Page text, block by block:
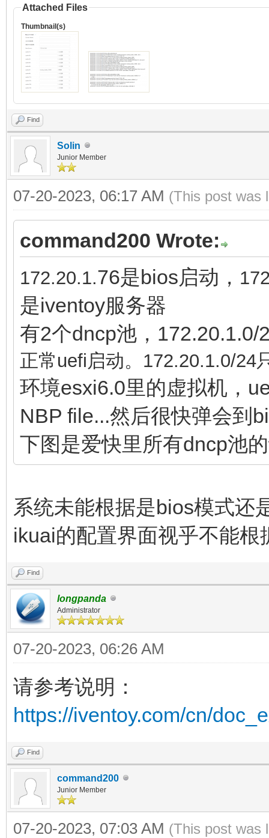
Attached Files
Thumbnail(s)
Find
Solin
Junior Member
07-20-2023, 06:17 AM (This post was
command200 Wrote:
172.20.1.76是bios启动，
是iventoy服务器
有2个dncp池，
正常uefi启动。 172.20.1.0/24
环境esxi6.0里的虚拟机，
NBP file...然后很快弹会到
下图是爱快里所有dncp池
系统未能根据是bios模式还
ikuai的配置界面视乎不能
Find
longpanda
Administrator
07-20-2023, 06:26 AM
请参考说明：
https://iventoy.com/cn/
Find
command200
Junior Member
07-20-2023, 07:03 AM (This post was